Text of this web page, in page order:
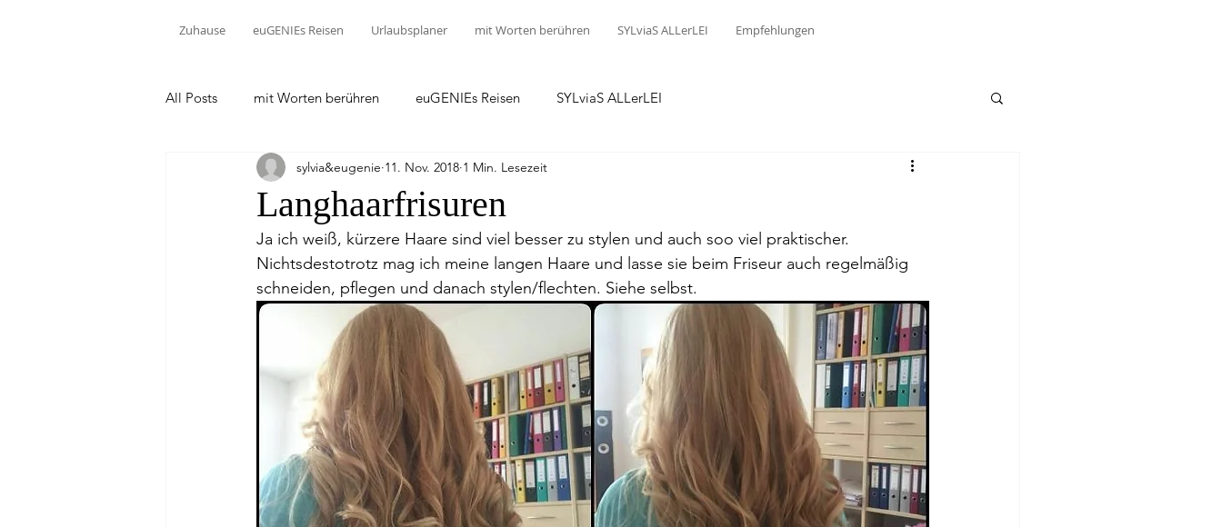
Zuhause euGENIEs Reisen Urlaubsplaner mit Worten berühren SYLviaS ALLerLEI Empfehlungen
All Posts mit Worten berühren euGENIEs Reisen SYLviaS ALLerLEI
Langhaarfrisuren
sylvia&eugenie 11. Nov. 2018 1 Min. Lesezeit
Ja ich weiß, kürzere Haare sind viel besser zu stylen und auch soo viel praktischer.
Nichtsdestotrotz mag ich meine langen Haare und lasse sie beim Friseur auch regelmäßig
schneiden, pflegen und danach stylen/flechten. Siehe selbst.